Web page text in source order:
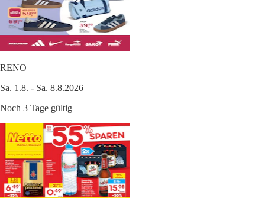
RENO
Sa. 1.8. - Sa. 8.8.2026
Noch 3 Tage gültig